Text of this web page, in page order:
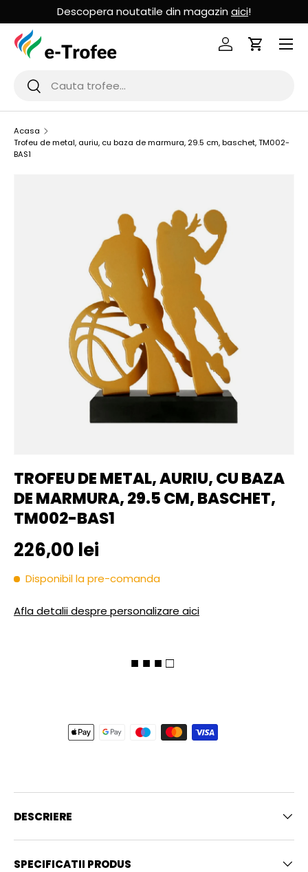
MERGI LA CONTINUT
Descopera noutatile din magazin aici!
Cauta
Cauta
Logheaza-te
Cos de
Acasa
Trofeu de metal, auriu, cu baza de marmura, 29.5 cm, baschet, TM002-
BAS1
TROFEU DE METAL, AURIU, CU BAZA
DE MARMURA, 29.5 CM, BASCHET,
TM002-BAS1
Pret initial
226,00 lei
Disponibil la pre-comanda
Afla detalii despre personalizare aici
■ ■ ■ □
DESCRIERE
SPECIFICATII PRODUS